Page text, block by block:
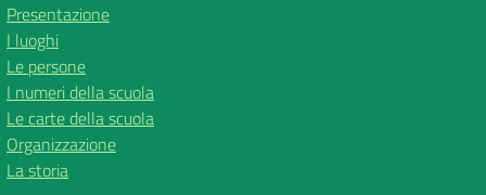
Presentazione
I luoghi
Le persone
I numeri della scuola
Le carte della scuola
Organizzazione
La storia